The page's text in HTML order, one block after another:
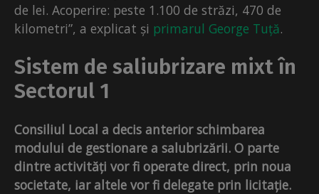
de lei. Acoperire: peste 1.100 de străzi, 470 de
kilometri”, a explicat și primarul George Tuță.
Sistem de saliubrizare mixt în
Sectorul 1
Consiliul Local a decis anterior schimbarea
modului de gestionare a salubrizării. O parte
dintre activități vor fi operate direct, prin noua
societate, iar altele vor fi delegate prin licitație.